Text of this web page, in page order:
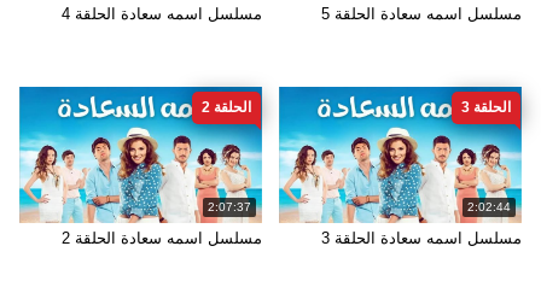
مسلسل اسمه سعادة الحلقة 5 مسلسل اسمه سعادة الحلقة 4
2:02:44
الحلقة 3
مسلسل اسمه سعادة الحلقة 3
2:07:37
الحلقة 2
مسلسل اسمه سعادة الحلقة 2